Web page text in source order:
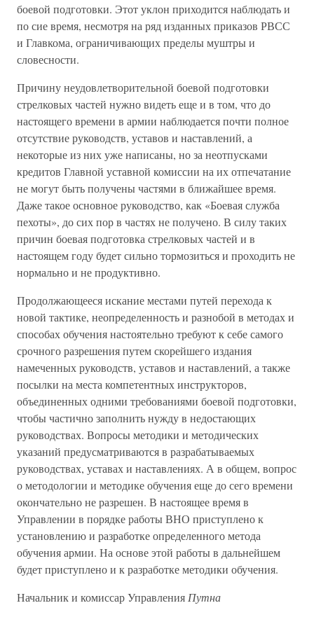
боевой подготовки. Этот уклон приходится наблюдать и
по сие время, несмотря на ряд изданных приказов РВСС
и Главкома, ограничивающих пределы муштры и
словесности.
Причину неудовлетворительной боевой подготовки
стрелковых частей нужно видеть еще и в том, что до
настоящего времени в армии наблюдается почти полное
отсутствие руководств, уставов и наставлений, а
некоторые из них уже написаны, но за неотпусками
кредитов Главной уставной комиссии на их отпечатание
не могут быть получены частями в ближайшее время.
Даже такое основное руководство, как «Боевая служба
пехоты», до сих пор в частях не получено. В силу таких
причин боевая подготовка стрелковых частей и в
настоящем году будет сильно тормозиться и проходить не
нормально и не продуктивно.
Продолжающееся искание местами путей перехода к
новой тактике, неопределенность и разнобой в методах и
способах обучения настоятельно требуют к себе самого
срочного разрешения путем скорейшего издания
намеченных руководств, уставов и наставлений, а также
посылки на места компетентных инструкторов,
объединенных одними требованиями боевой подготовки,
чтобы частично заполнить нужду в недостающих
руководствах. Вопросы методики и методических
указаний предусматриваются в разрабатываемых
руководствах, уставах и наставлениях. А в общем, вопрос
о методологии и методике обучения еще до сего времени
окончательно не разрешен. В настоящее время в
Управлении в порядке работы ВНО приступлено к
установлению и разработке определенного метода
обучения армии. На основе этой работы в дальнейшем
будет приступлено и к разработке методики обучения.
Начальник и комиссар Управления Путна